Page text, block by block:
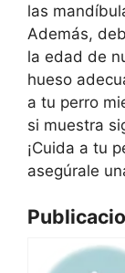
las
Además,
la edad de
hueso
a tu perro
si muestra
¡Cuida a tu
asegúrale